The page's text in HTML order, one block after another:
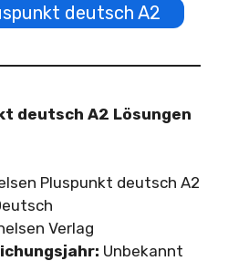
deutsch A2
deutsch A2 Lösungen
Pluspunkt deutsch A2
Verlag
Unbekannt